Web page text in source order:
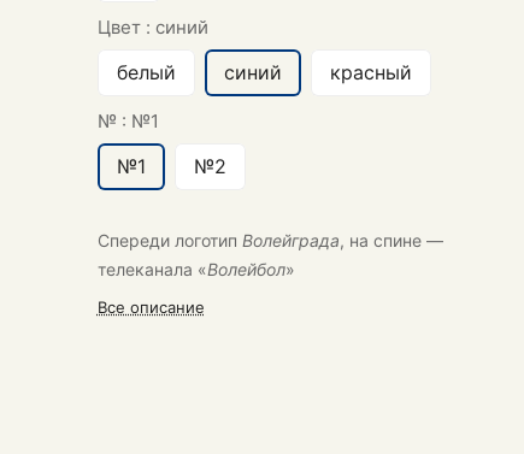
Цвет : синий
белый синий красный
№ : №1
№1 №2
Спереди логотип Волейграда, на спине —
телеканала «Волейбол»
Все описание